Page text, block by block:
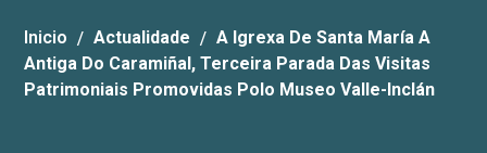
Inicio Actualidade
A Igrexa De Santa María A
Antiga Do Caramiñal, Terceira Parada Das Visitas
Patrimoniais Promovidas Polo Museo Valle-Inclán